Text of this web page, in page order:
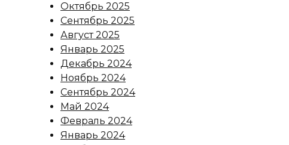
Октябрь 2025
Сентябрь 2025
Август 2025
Январь 2025
Декабрь 2024
Ноябрь 2024
Сентябрь 2024
Май 2024
Февраль 2024
Январь 2024